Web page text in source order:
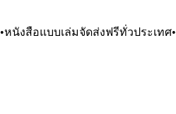
•หนังสือแบบเล่มจัดส่งฟรีทั่วประเทศ•